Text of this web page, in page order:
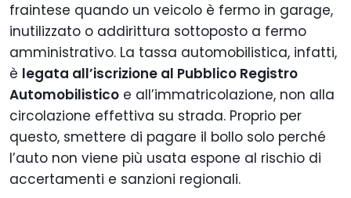
fraintese quando un veicolo è fermo in garage,
inutilizzato o addirittura sottoposto a fermo
amministrativo. La tassa automobilistica, infatti,
è legata all’iscrizione al Pubblico Registro
Automobilistico e all’immatricolazione, non alla
circolazione effettiva su strada. Proprio per
questo, smettere di pagare il bollo solo perché
l’auto non viene più usata espone al rischio di
accertamenti e sanzioni regionali.